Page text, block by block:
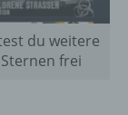
du weitere
frei